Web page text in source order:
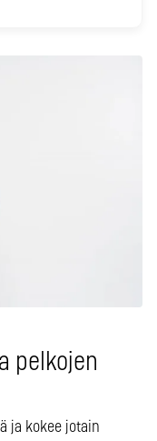
pelkojen
ja kokee jotain